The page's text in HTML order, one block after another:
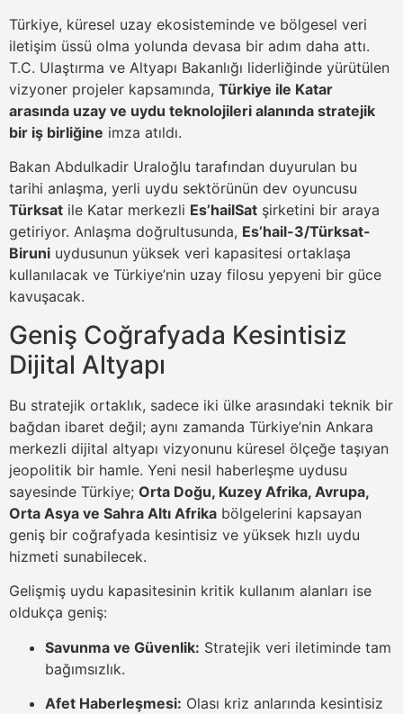
Türkiye, küresel uzay ekosisteminde ve bölgesel veri
iletişim üssü olma yolunda devasa bir adım daha attı.
T.C. Ulaştırma ve Altyapı Bakanlığı liderliğinde yürütülen
vizyoner projeler kapsamında, Türkiye ile Katar
arasında uzay ve uydu teknolojileri alanında stratejik
bir iş birliğine imza atıldı.
Bakan Abdulkadir Uraloğlu tarafından duyurulan bu
tarihi anlaşma, yerli uydu sektörünün dev oyuncusu
Türksat ile Katar merkezli Es’hailSat şirketini bir araya
getiriyor. Anlaşma doğrultusunda, Es’hail-3/Türksat-
Biruni uydusunun yüksek veri kapasitesi ortaklaşa
kullanılacak ve Türkiye’nin uzay filosu yepyeni bir güce
kavuşacak.
Geniş Coğrafyada Kesintisiz
Dijital Altyapı
Bu stratejik ortaklık, sadece iki ülke arasındaki teknik bir
bağdan ibaret değil; aynı zamanda Türkiye’nin Ankara
merkezli dijital altyapı vizyonunu küresel ölçeğe taşıyan
jeopolitik bir hamle. Yeni nesil haberleşme uydusu
sayesinde Türkiye; Orta Doğu, Kuzey Afrika, Avrupa,
Orta Asya ve Sahra Altı Afrika bölgelerini kapsayan
geniş bir coğrafyada kesintisiz ve yüksek hızlı uydu
hizmeti sunabilecek.
Gelişmiş uydu kapasitesinin kritik kullanım alanları ise
oldukça geniş:
Savunma ve Güvenlik: Stratejik veri iletiminde tam
bağımsızlık.
Afet Haberleşmesi: Olası kriz anlarında kesintisiz